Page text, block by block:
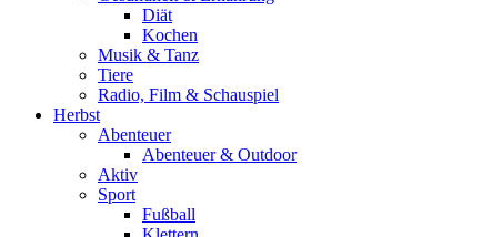
Diät
Kochen
Musik & Tanz
Tiere
Radio, Film & Schauspiel
Herbst
Abenteuer
Abenteuer & Outdoor
Aktiv
Sport
Fußball